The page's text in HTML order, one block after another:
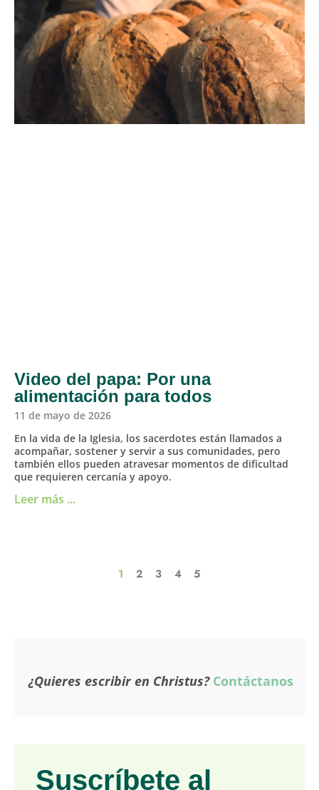
Video del papa: Por una
alimentación para todos
11 de mayo de 2026
En la vida de la Iglesia, los sacerdotes están llamados a
acompañar, sostener y servir a sus comunidades, pero
también ellos pueden atravesar momentos de dificultad
que requieren cercanía y apoyo.
Leer más ...
1 2 3 4 5
¿Quieres escribir en Christus? Contáctanos
Suscríbete al